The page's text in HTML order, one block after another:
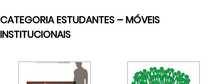
CATEGORIA ESTUDANTES – MÓVEIS
INSTITUCIONAIS